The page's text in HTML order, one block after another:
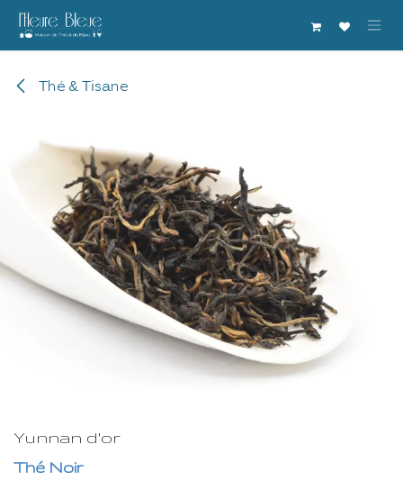
Se rendre au contenu
Thé & Tisane
Yunnan d'or
Thé Noir